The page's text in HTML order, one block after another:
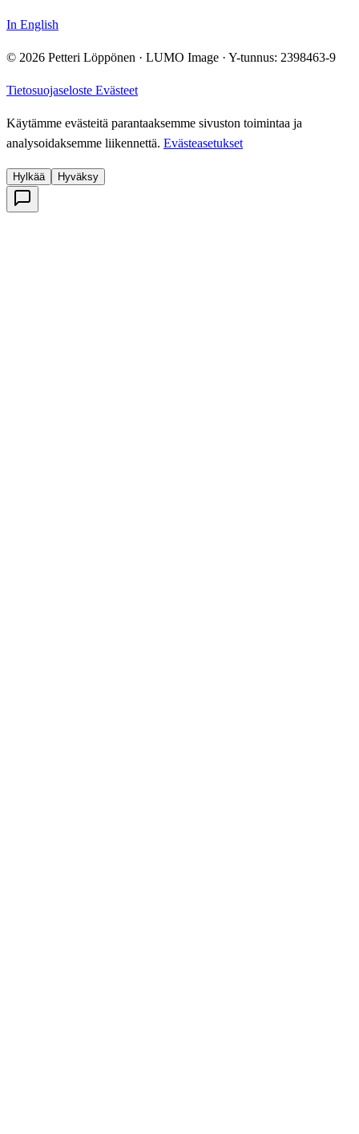
In English
© 2026 Petteri Löppönen · LUMO Image · Y-tunnus: 2398463-9
Tietosuojaseloste Evästeet
Käytämme evästeitä parantaaksemme sivuston toimintaa ja
analysoidaksemme liikennettä. Evästeasetukset
Hylkää Hyväksy